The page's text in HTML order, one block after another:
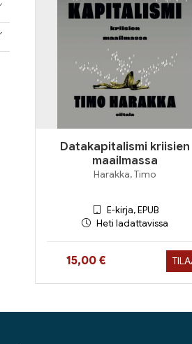
Datakapitalismi kriisien
maailmassa
Harakka, Timo
E-kirja, EPUB
Heti ladattavissa
Hinta nyt
15,00 €